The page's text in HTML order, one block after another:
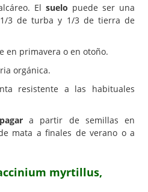
El suelo puede ser una
3 de turba y 1/3 de tierra de
en primavera o en otoño.
orgánica.
resistente a las habituales
a partir de semillas en
mata a finales de verano o a
myrtillus,